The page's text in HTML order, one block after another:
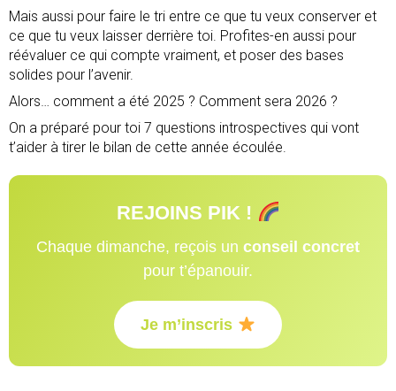
Mais aussi pour faire le tri entre ce que tu veux conserver et
ce que tu veux laisser derrière toi. Profites-en aussi pour
réévaluer ce qui compte vraiment, et poser des bases
solides pour l’avenir.
Alors… comment a été 2025 ? Comment sera 2026 ?
On a préparé pour toi 7 questions introspectives qui vont
t’aider à tirer le bilan de cette année écoulée.
REJOINS PIK !
Chaque dimanche, reçois un conseil concret
pour t’épanouir.
Je m’inscris